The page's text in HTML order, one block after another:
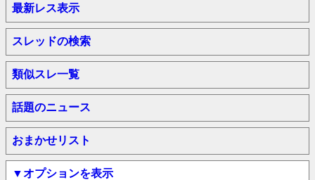
最新レス表示
スレッドの検索
類似スレ一覧
話題のニュース
おまかせリスト
▼オプションを表示